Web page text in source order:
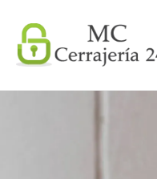
contenido